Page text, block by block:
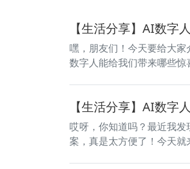
【生活分享】AI数字
嘿，朋友们！今天要给大
数字人能给我们带来哪些惊
【生活分享】AI数字
哎呀，你知道吗？最近我
案，真是太方便了！今天